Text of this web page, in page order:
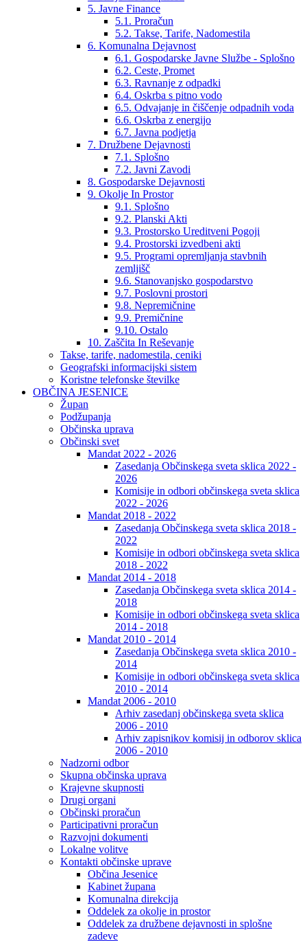
5. Javne Finance
5.1. Proračun
5.2. Takse, Tarife, Nadomestila
6. Komunalna Dejavnost
6.1. Gospodarske Javne Službe - Splošno
6.2. Ceste, Promet
6.3. Ravnanje z odpadki
6.4. Oskrba s pitno vodo
6.5. Odvajanje in čiščenje odpadnih voda
6.6. Oskrba z energijo
6.7. Javna podjetja
7. Družbene Dejavnosti
7.1. Splošno
7.2. Javni Zavodi
8. Gospodarske Dejavnosti
9. Okolje In Prostor
9.1. Splošno
9.2. Planski Akti
9.3. Prostorsko Ureditveni Pogoji
9.4. Prostorski izvedbeni akti
9.5. Programi opremljanja stavbnih
zemljišč
9.6. Stanovanjsko gospodarstvo
9.7. Poslovni prostori
9.8. Nepremičnine
9.9. Premičnine
9.10. Ostalo
10. Zaščita In Reševanje
Takse, tarife, nadomestila, ceniki
Geografski informacijski sistem
Koristne telefonske številke
OBČINA JESENICE
Župan
Podžupanja
Občinska uprava
Občinski svet
Mandat 2022 - 2026
Zasedanja Občinskega sveta sklica 2022 -
2026
Komisije in odbori občinskega sveta sklica
2022 - 2026
Mandat 2018 - 2022
Zasedanja Občinskega sveta sklica 2018 -
2022
Komisije in odbori občinskega sveta sklica
2018 - 2022
Mandat 2014 - 2018
Zasedanja Občinskega sveta sklica 2014 -
2018
Komisije in odbori občinskega sveta sklica
2014 - 2018
Mandat 2010 - 2014
Zasedanja Občinskega sveta sklica 2010 -
2014
Komisije in odbori občinskega sveta sklica
2010 - 2014
Mandat 2006 - 2010
Arhiv zasedanj občinskega sveta sklica
2006 - 2010
Arhiv zapisnikov komisij in odborov sklica
2006 - 2010
Nadzorni odbor
Skupna občinska uprava
Krajevne skupnosti
Drugi organi
Občinski proračun
Participativni proračun
Razvojni dokumenti
Lokalne volitve
Kontakti občinske uprave
Občina Jesenice
Kabinet župana
Komunalna direkcija
Oddelek za okolje in prostor
Oddelek za družbene dejavnosti in splošne
zadeve